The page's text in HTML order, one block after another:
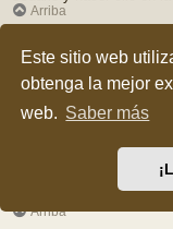
Este sitio web
obtenga la mejor
web. Saber más
Arriba
Archivos Adjuntos
¿Qué archivos
Cada foro puede
está seguro de que
La Administración para
Arriba